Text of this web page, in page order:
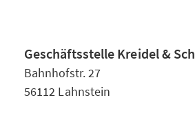
Geschäftsstelle Kreidel &
Bahnhofstr. 27
56112 Lahnstein